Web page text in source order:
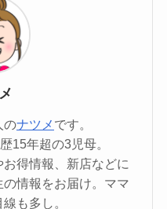
のナツメ です。
15年超の3児母。
得情報、新店などに
情報をお届け。ママ
も多し。